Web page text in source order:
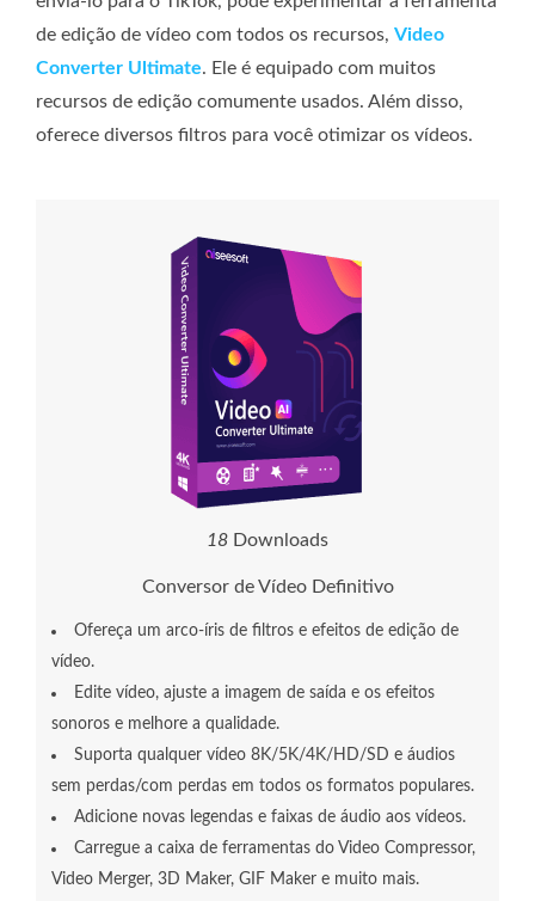
de edição de vídeo com todos os recursos, Video
Converter Ultimate. Ele é equipado com muitos
recursos de edição comumente usados. Além disso,
oferece diversos filtros para você otimizar os vídeos.
18 Downloads
Conversor de Vídeo Definitivo
Ofereça um arco-íris de filtros e efeitos de edição de
vídeo.
Edite vídeo, ajuste a imagem de saída e os efeitos
sonoros e melhore a qualidade.
Suporta qualquer vídeo 8K/5K/4K/HD/SD e áudios
sem perdas/com perdas em todos os formatos populares.
Adicione novas legendas e faixas de áudio aos vídeos.
Carregue a caixa de ferramentas do Video Compressor,
Video Merger, 3D Maker, GIF Maker e muito mais.